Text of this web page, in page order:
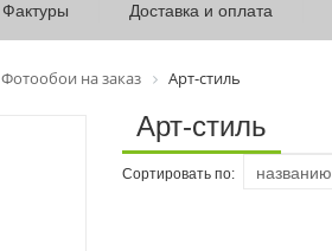
Фактуры Доставка и оплата
Фотообои на заказ Арт-стиль
Арт-стиль
Сортировать по: названию